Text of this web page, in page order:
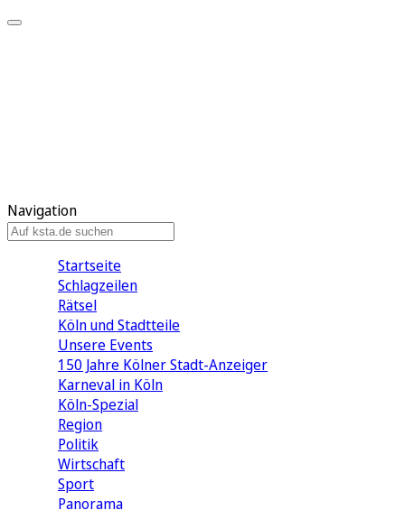
Navigation
Startseite
Schlagzeilen
Rätsel
Köln und Stadtteile
Unsere Events
150 Jahre Kölner Stadt-Anzeiger
Karneval in Köln
Köln-Spezial
Region
Politik
Wirtschaft
Sport
Panorama